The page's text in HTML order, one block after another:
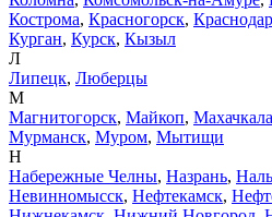
Кострома, Красногорск, Краснодар
Курган, Курск, Кызыл
Л
Липецк, Люберцы
М
Магнитогорск, Майкоп, Махачкала
Мурманск, Муром, Мытищи
Н
Набережные Челны, Назрань,
Невинномысск, Нефтекамск,